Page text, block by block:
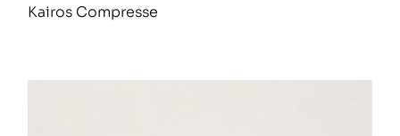
Kairos Compresse